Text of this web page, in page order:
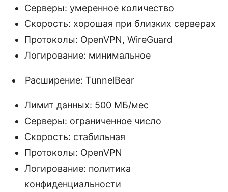
Серверы: умеренное количество
Скорость: хорошая при близких серверах
Протоколы: OpenVPN, WireGuard
Логирование: минимальное
Расширение: TunnelBear
Лимит данных: 500 МБ/мес
Серверы: ограниченное число
Скорость: стабильная
Протоколы: OpenVPN
Логирование: политика
конфиденциальности